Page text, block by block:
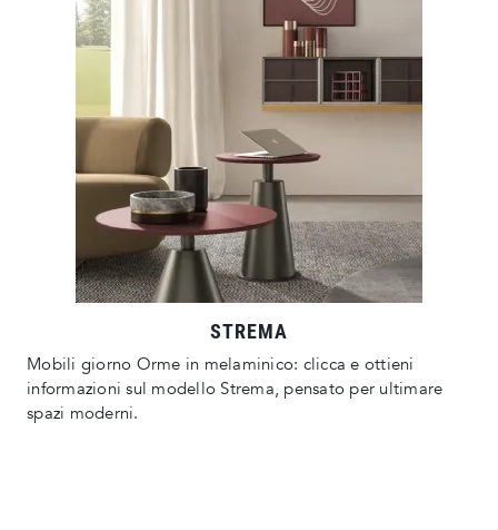
STREMA
Mobili giorno Orme in melaminico: clicca e ottieni
informazioni sul modello Strema, pensato per ultimare
spazi moderni.